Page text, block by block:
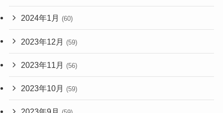
2024年1月 (60)
2023年12月 (59)
2023年11月 (56)
2023年10月 (59)